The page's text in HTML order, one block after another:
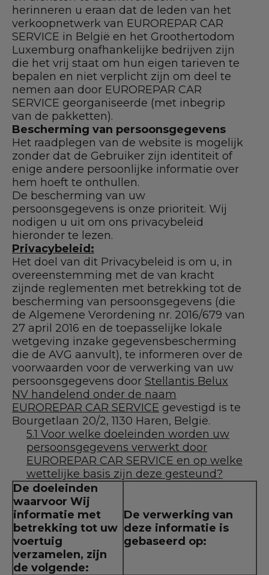
herinneren u eraan dat de leden van het
verkoopnetwerk van EUROREPAR CAR
SERVICE in België en het Groothertodom
Luxemburg onafhankelijke bedrijven zijn
die het vrij staat om hun eigen tarieven te
bepalen en niet verplicht zijn om deel te
nemen aan door EUROREPAR CAR
SERVICE georganiseerde (met inbegrip
van de pakketten).
Bescherming van persoonsgegevens
Het raadplegen van de website is mogelijk
zonder dat de Gebruiker zijn identiteit of
enige andere persoonlijke informatie over
hem hoeft te onthullen.
De bescherming van uw
persoonsgegevens is onze prioriteit. Wij
nodigen u uit om ons privacybeleid
hieronder te lezen.
Privacybeleid:
Het doel van dit Privacybeleid is om u, in
overeenstemming met de van kracht
zijnde reglementen met betrekking tot de
bescherming van persoonsgegevens (die
de Algemene Verordening nr. 2016/679 van
27 april 2016 en de toepasselijke lokale
wetgeving inzake gegevensbescherming
die de AVG aanvult), te informeren over de
voorwaarden voor de verwerking van uw
persoonsgegevens door Stellantis Belux
NV handelend onder de naam
EUROREPAR CAR SERVICE gevestigd is te
Bourgetlaan 20/2, 1130 Haren, België.
5.1 Voor welke doeleinden worden uw
persoonsgegevens verwerkt door
EUROREPAR CAR SERVICE en op welke
wettelijke basis zijn deze gesteund?
De doeleinden
waarvoor Wij
informatie met
betrekking tot uw
voertuig
verzamelen, zijn
de volgende:
De verwerking van
deze informatie is
gebaseerd op: